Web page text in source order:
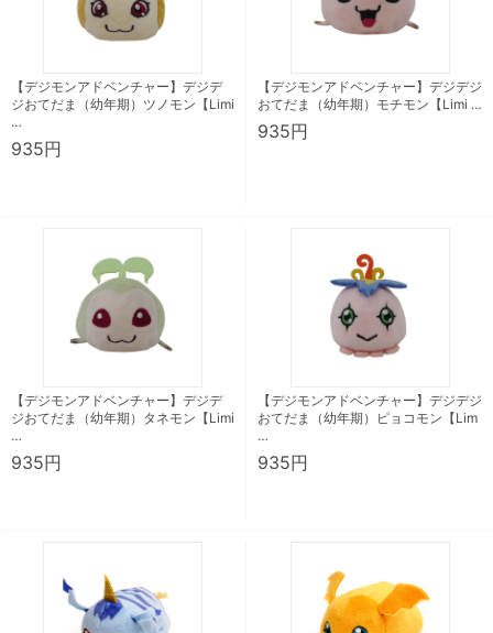
【デジモンアドベンチャー】デジデ
ジおてだま（幼年期）ツノモン【Limi
…
935円
【デジモンアドベンチャー】デジデジ
おてだま（幼年期）モチモン【Limi …
935円
【デジモンアドベンチャー】デジデ
ジおてだま（幼年期）タネモン【Limi
…
935円
【デジモンアドベンチャー】デジデジ
おてだま（幼年期）ピョコモン【Lim
…
935円